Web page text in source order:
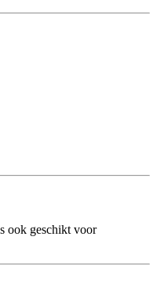
ook geschikt voor